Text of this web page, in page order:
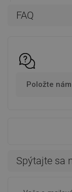
FAQ
Položte
Spýtajte sa